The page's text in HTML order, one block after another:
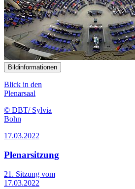
Bildinformationen
Blick in den
Plenarsaal
© DBT/ Sylvia
Bohn
17.03.2022
Plenarsitzung
21. Sitzung vom
17.03.2022